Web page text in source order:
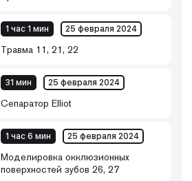
1 час 1 мин 25 февраля 2024
Травма 11, 21, 22
31 мин 25 февраля 2024
Сепаратор Elliot
1 час 6 мин 25 февраля 2024
Моделировка окклюзионных
поверхностей зубов 26, 27